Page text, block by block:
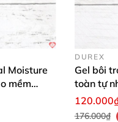
nhớ! Đặt hàng thôi
Moisture
mềm
DUREX
Gel bôi
toàn tự
176.000₫